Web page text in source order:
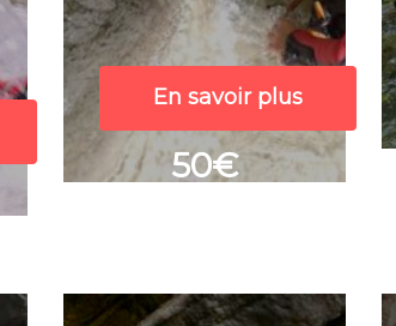
En savoir plus
50€